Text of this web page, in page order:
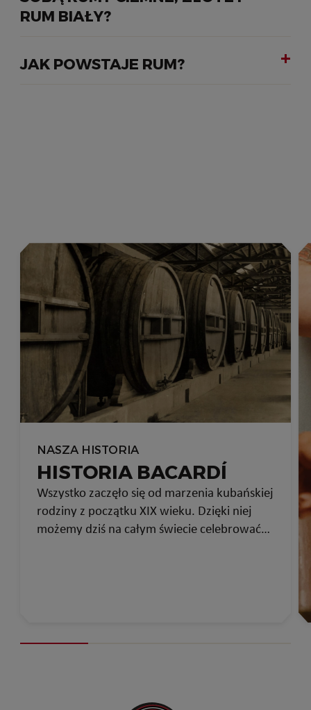
RUM BIAŁY?
JAK POWSTAJE RUM?
NASZA HISTORIA
HISTORIA BACARDÍ
Wszystko zaczęło się od marzenia kubańskiej
rodziny z początku XIX wieku. Dzięki niej
możemy dziś na całym świecie celebrować